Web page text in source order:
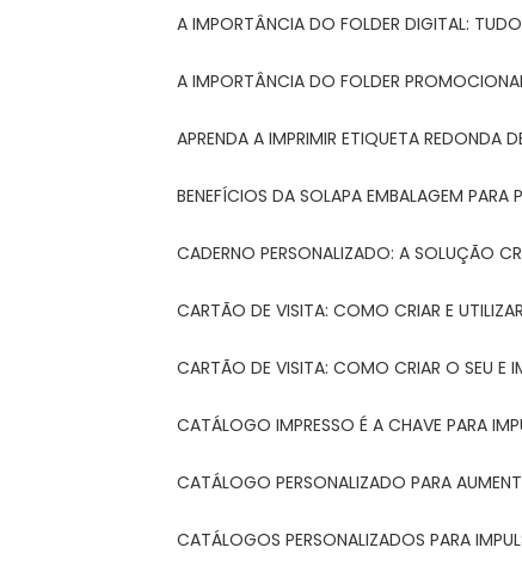
A IMPORTÂNCIA DO FOLDER DIGITAL:
A IMPORTÂNCIA DO FOLDER
APRENDA A IMPRIMIR ETIQUETA REDONDA
BENEFÍCIOS DA SOLAPA EMBALAGEM PARA
CADERNO PERSONALIZADO: A SOLUÇÃO
CARTÃO DE VISITA: COMO CRIAR E
CARTÃO DE VISITA: COMO CRIAR O SEU E
CATÁLOGO IMPRESSO É A CHAVE PARA
CATÁLOGO PERSONALIZADO PARA
CATÁLOGOS PERSONALIZADOS PARA